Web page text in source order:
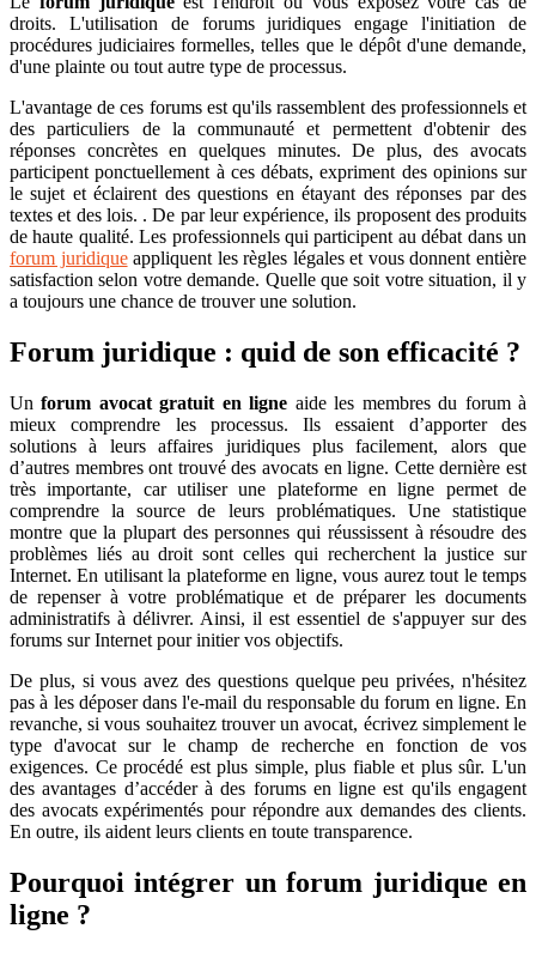
droits. L'utilisation de forums juridiques engage l'initiation de
procédures judiciaires formelles, telles que le dépôt d'une demande,
d'une plainte ou tout autre type de processus.
L'avantage de ces forums est qu'ils rassemblent des professionnels et
des particuliers de la communauté et permettent d'obtenir des
réponses concrètes en quelques minutes. De plus, des avocats
participent ponctuellement à ces débats, expriment des opinions sur
le sujet et éclairent des questions en étayant des réponses par des
textes et des lois. . De par leur expérience, ils proposent des produits
de haute qualité. Les professionnels qui participent au débat dans un
forum juridiqueappliquent les règles légales et vous donnent entière
satisfaction selon votre demande. Quelle que soit votre situation, il y
a toujours une chance de trouver une solution.
Forum juridique : quid de son efficacité ?
Unforum avocat gratuit en ligne aide les membres du forum à
mieux comprendre les processus. Ils essaient d’apporter des
solutions à leurs affaires juridiques plus facilement, alors que
d’autres membres ont trouvé des avocats en ligne. Cette dernière est
très importante, car utiliser une plateforme en ligne permet de
comprendre la source de leurs problématiques. Une statistique
montre que la plupart des personnes qui réussissent à résoudre des
problèmes liés au droit sont celles qui recherchent la justice sur
Internet. En utilisant la plateforme en ligne, vous aurez tout le temps
de repenser à votre problématique et de préparer les documents
administratifs à délivrer. Ainsi, il est essentiel de s'appuyer sur des
forums sur Internet pour initier vos objectifs.
De plus, si vous avez des questions quelque peu privées, n'hésitez
pas à les déposer dans l'e-mail du responsable du forum en ligne. En
revanche, si vous souhaitez trouver un avocat, écrivez simplement le
type d'avocat sur le champ de recherche en fonction de vos
exigences. Ce procédé est plus simple, plus fiable et plus sûr. L'un
des avantages d’accéder à des forums en ligne est qu'ils engagent
des avocats expérimentés pour répondre aux demandes des clients.
En outre, ils aident leurs clients en toute transparence.
Pourquoi intégrer un forum juridique en
ligne ?